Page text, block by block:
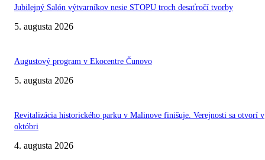
Jubilejný Salón výtvarníkov nesie STOPU troch desaťročí tvorby
5. augusta 2026
Augustový program v Ekocentre Čunovo
5. augusta 2026
Revitalizácia historického parku v Malinove finišuje. Verejnosti sa otvorí v
októbri
4. augusta 2026